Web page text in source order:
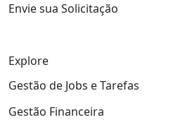
Envie sua Solicitação
Explore
Gestão de Jobs e Tarefas
Gestão Financeira